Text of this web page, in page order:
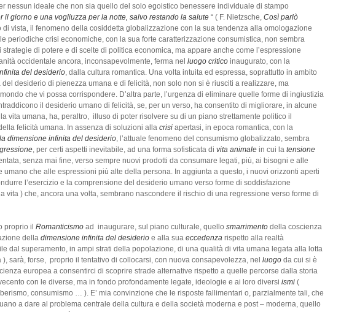
nessun ideale che non sia quello del solo egoistico benessere individuale di stampo
il giorno e una vogliuzza per la notte, salvo restando la salute “ ( F. Nietzsche, Così parlò
di vista, il fenomeno della cosiddetta globalizzazione con la sua tendenza alla omologazione
periodiche crisi economiche, con la sua forte caratterizzazione consumistica, non sembra
di potere e di scelte di politica economica, ma appare anche come l’espressione
occidentale ancora, inconsapevolmente, ferma nel luogo critico inaugurato, con la
del desiderio, dalla cultura romantica. Una volta intuita ed espressa, soprattutto in ambito
desiderio di pienezza umana e di felicità, non solo non si è riusciti a realizzare, ma
che vi possa corrispondere. D’altra parte, l’urgenza di eliminare quelle forme di ingiustizia
il desiderio umano di felicità, se, per un verso, ha consentito di migliorare, in alcune
vita umana, ha, peraltro, illuso di poter risolvere su di un piano strettamente politico il
felicità umana. In assenza di soluzioni alla crisi apertasi, in epoca romantica, con la
dimensione infinita del desiderio, l’attuale fenomeno del consumismo globalizzato, sembra
, per certi aspetti inevitabile, ad una forma sofisticata di vita animale in cui la tensione
senza mai fine, verso sempre nuovi prodotti da consumare legati, più, ai bisogni e alle
umano che alle espressioni più alte della persona. In aggiunta a questo, i nuovi orizzonti aperti
l’esercizio e la comprensione del desiderio umano verso forme di soddisfazione
vita ) che, ancora una volta, sembrano nascondere il rischio di una regressione verso forme di
proprio il Romanticismo ad inaugurare, sul piano culturale, quello smarrimento della coscienza
della dimensione infinita del desiderio e alla sua eccedenza rispetto alla realtà
dal superamento, in ampi strati della popolazione, di una qualità di vita umana legata alla lotta
sarà, forse, proprio il tentativo di collocarsi, con nuova consapevolezza, nel luogo da cui si è
europea a consentirci di scoprire strade alternative rispetto a quelle percorse dalla storia
con le diverse, ma in fondo profondamente legate, ideologie e ai loro diversi ismi (
consumismo … ). E’ mia convinzione che le risposte fallimentari o, parzialmente tali, che
a dare al problema centrale della cultura e della società moderna e post – moderna, quello